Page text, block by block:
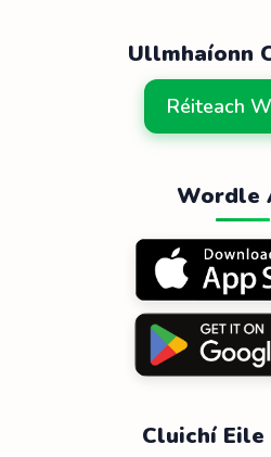
Ullmhaíonn
Réiteach
Wordle
Cluichí